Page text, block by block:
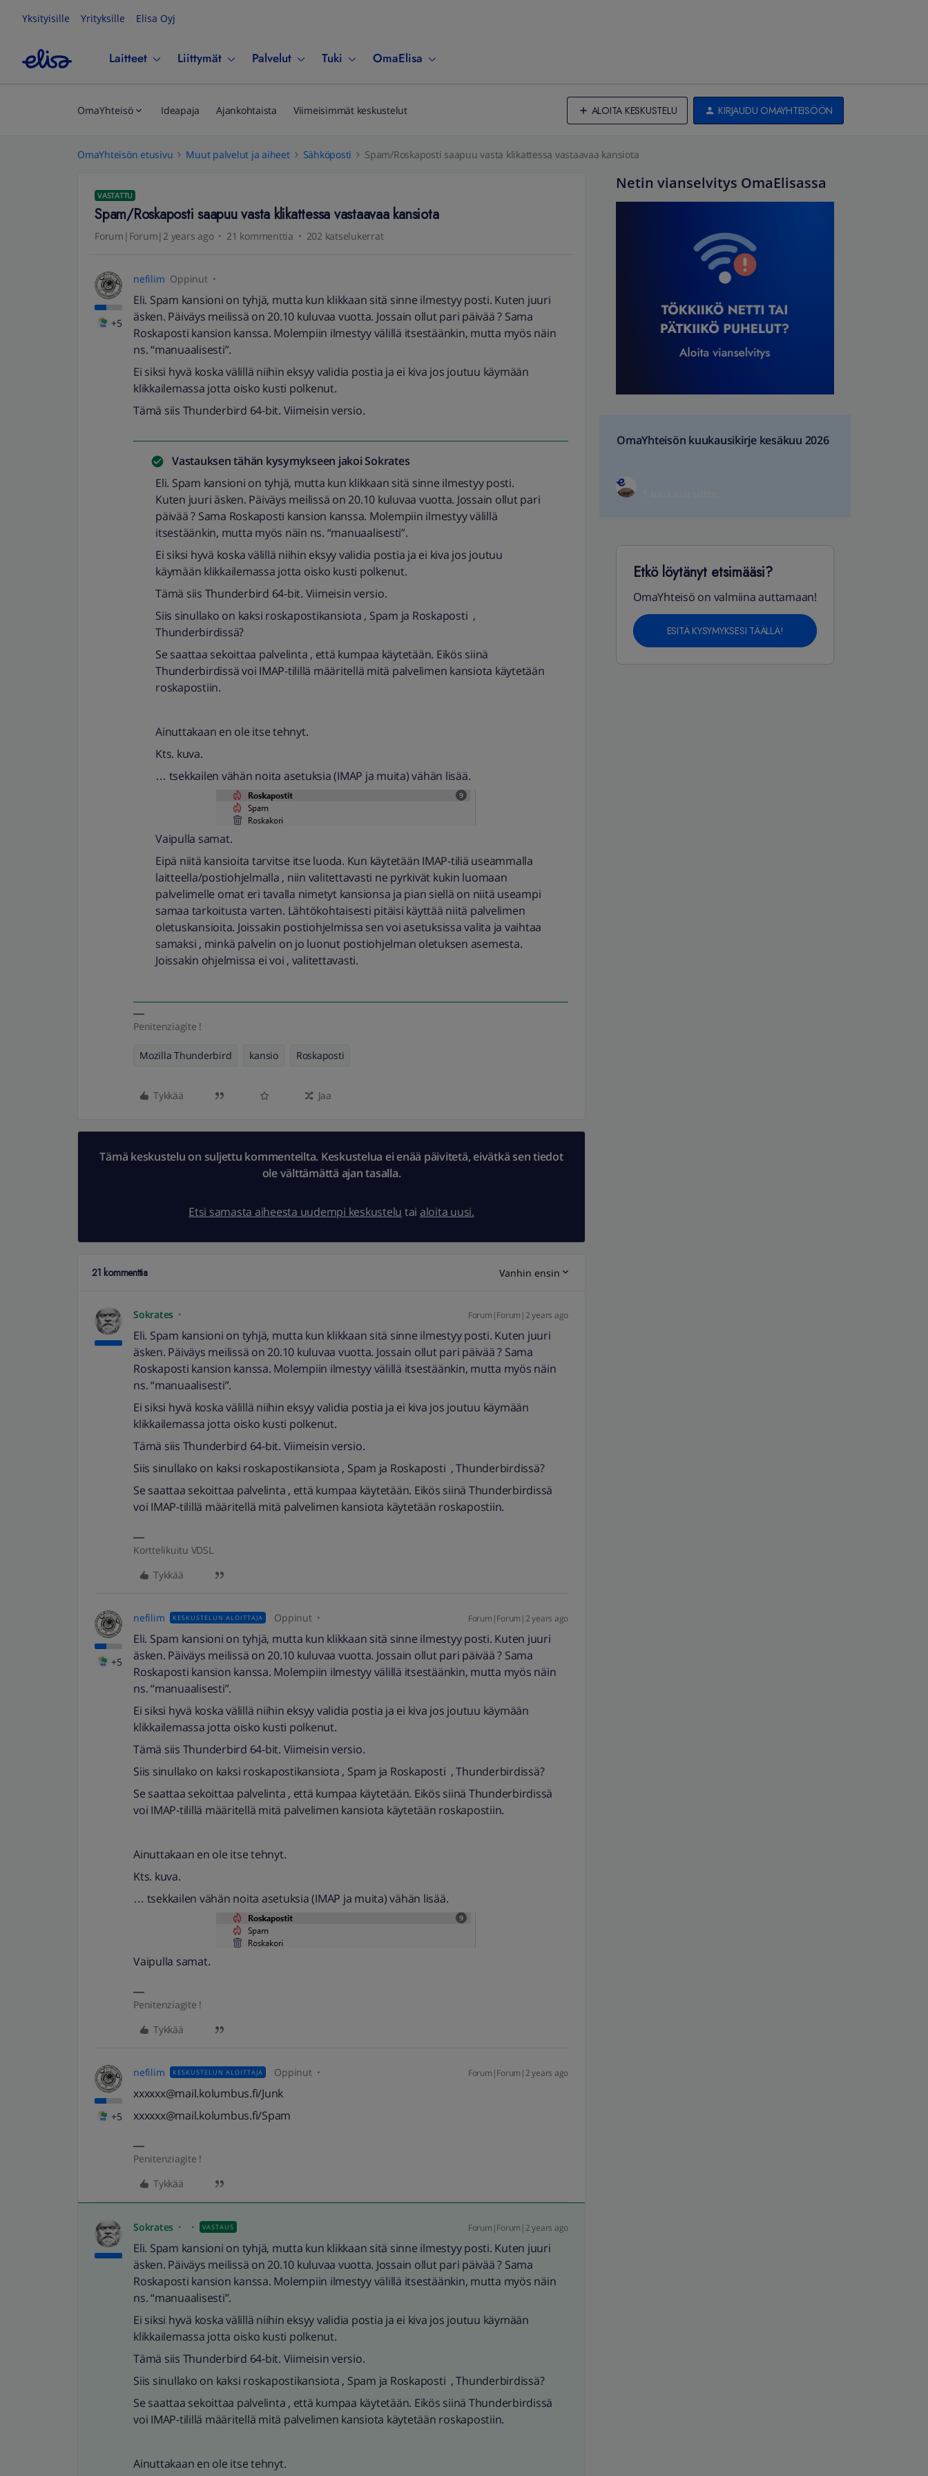
Yksityisille Yrityksille Elisa Oyj
Laitteet Liittymät Palvelut Tuki OmaElisa
OmaYhteisö Ideapaja Ajankohtaista Viimeisimmät keskustelut ALOITA KESKUSTELU KIRJAUDU OMAYHTEISÖÖN
OmaYhteisön etusivu Muut palvelut ja aiheet Sähköposti Spam/Roskaposti saapuu vasta klikattessa vastaavaa kansiota
VASTATTU
Spam/Roskaposti saapuu vasta klikattessa vastaavaa kansiota
Forum|Forum|2 years ago 21 kommenttia 202 katselukerrat
+5
nefilim Oppinut
Eli. Spam kansioni on tyhjä, mutta kun klikkaan sitä sinne ilmestyy posti. Kuten juuri
äsken. Päiväys meilissä on 20.10 kuluvaa vuotta. Jossain ollut pari päivää ? Sama
Roskaposti kansion kanssa. Molempiin ilmestyy välillä itsestäänkin, mutta myös näin
ns. “manuaalisesti”.
Ei siksi hyvä koska välillä niihin eksyy validia postia ja ei kiva jos joutuu käymään
klikkailemassa jotta oisko kusti polkenut.
Tämä siis Thunderbird 64-bit. Viimeisin versio.
Vastauksen tähän kysymykseen jakoiSokrates
Eli. Spam kansioni on tyhjä, mutta kun klikkaan sitä sinne ilmestyy posti.
Kuten juuri äsken. Päiväys meilissä on 20.10 kuluvaa vuotta. Jossain ollut pari
päivää ? Sama Roskaposti kansion kanssa. Molempiin ilmestyy välillä
itsestäänkin, mutta myös näin ns. “manuaalisesti”.
Ei siksi hyvä koska välillä niihin eksyy validia postia ja ei kiva jos joutuu
käymään klikkailemassa jotta oisko kusti polkenut.
Tämä siis Thunderbird 64-bit. Viimeisin versio.
Siis sinullako on kaksi roskapostikansiota , Spam ja Roskaposti ,
Thunderbirdissä?
Se saattaa sekoittaa palvelinta , että kumpaa käytetään. Eikös siinä
Thunderbirdissä voi IMAP-tilillä määritellä mitä palvelimen kansiota käytetään
roskapostiin.
Ainuttakaan en ole itse tehnyt.
Kts. kuva.
… tsekkailen vähän noita asetuksia (IMAP ja muita) vähän lisää.
Vaipulla samat.
Eipä niitä kansioita tarvitse itse luoda. Kun käytetään IMAP-tiliä useammalla
laitteella/postiohjelmalla , niin valitettavasti ne pyrkivät kukin luomaan
palvelimelle omat eri tavalla nimetyt kansionsa ja pian siellä on niitä useampi
samaa tarkoitusta varten. Lähtökohtaisesti pitäisi käyttää niitä palvelimen
oletuskansioita. Joissakin postiohjelmissa sen voi asetuksissa valita ja vaihtaa
samaksi , minkä palvelin on jo luonut postiohjelman oletuksen asemesta.
Joissakin ohjelmissa ei voi , valitettavasti.
Penitenziagite !
Mozilla Thunderbird kansio Roskaposti
Tykkää Jaa
Tämä keskustelu on suljettu kommenteilta. Keskustelua ei enää päivitetä, eivätkä sen tiedot
ole välttämättä ajan tasalla.
Etsi samasta aiheesta uudempi keskustelu tai aloita uusi.
21 kommenttia Vanhin ensin
Sokrates Forum|Forum|2 years ago
Eli. Spam kansioni on tyhjä, mutta kun klikkaan sitä sinne ilmestyy posti. Kuten juuri
äsken. Päiväys meilissä on 20.10 kuluvaa vuotta. Jossain ollut pari päivää ? Sama
Roskaposti kansion kanssa. Molempiin ilmestyy välillä itsestäänkin, mutta myös näin
ns. “manuaalisesti”.
Ei siksi hyvä koska välillä niihin eksyy validia postia ja ei kiva jos joutuu käymään
klikkailemassa jotta oisko kusti polkenut.
Tämä siis Thunderbird 64-bit. Viimeisin versio.
Siis sinullako on kaksi roskapostikansiota , Spam ja Roskaposti , Thunderbirdissä?
Se saattaa sekoittaa palvelinta , että kumpaa käytetään. Eikös siinä Thunderbirdissä
voi IMAP-tilillä määritellä mitä palvelimen kansiota käytetään roskapostiin.
Korttelikuitu VDSL
Tykkää
+5
nefilim KESKUSTELUN ALOITTAJA Oppinut Forum|Forum|2 years ago
Eli. Spam kansioni on tyhjä, mutta kun klikkaan sitä sinne ilmestyy posti. Kuten juuri
äsken. Päiväys meilissä on 20.10 kuluvaa vuotta. Jossain ollut pari päivää ? Sama
Roskaposti kansion kanssa. Molempiin ilmestyy välillä itsestäänkin, mutta myös näin
ns. “manuaalisesti”.
Ei siksi hyvä koska välillä niihin eksyy validia postia ja ei kiva jos joutuu käymään
klikkailemassa jotta oisko kusti polkenut.
Tämä siis Thunderbird 64-bit. Viimeisin versio.
Siis sinullako on kaksi roskapostikansiota , Spam ja Roskaposti , Thunderbirdissä?
Se saattaa sekoittaa palvelinta , että kumpaa käytetään. Eikös siinä Thunderbirdissä
voi IMAP-tilillä määritellä mitä palvelimen kansiota käytetään roskapostiin.
Ainuttakaan en ole itse tehnyt.
Kts. kuva.
… tsekkailen vähän noita asetuksia (IMAP ja muita) vähän lisää.
Vaipulla samat.
Penitenziagite !
Tykkää
+5
nefilim KESKUSTELUN ALOITTAJA Oppinut Forum|Forum|2 years ago
xxxxxx@mail.kolumbus.fi/Junk
xxxxxx@mail.kolumbus.fi/Spam
Penitenziagite !
Tykkää
Sokrates VASTAUS Forum|Forum|2 years ago
Eli. Spam kansioni on tyhjä, mutta kun klikkaan sitä sinne ilmestyy posti. Kuten juuri
äsken. Päiväys meilissä on 20.10 kuluvaa vuotta. Jossain ollut pari päivää ? Sama
Roskaposti kansion kanssa. Molempiin ilmestyy välillä itsestäänkin, mutta myös näin
ns. “manuaalisesti”.
Ei siksi hyvä koska välillä niihin eksyy validia postia ja ei kiva jos joutuu käymään
klikkailemassa jotta oisko kusti polkenut.
Tämä siis Thunderbird 64-bit. Viimeisin versio.
Siis sinullako on kaksi roskapostikansiota , Spam ja Roskaposti , Thunderbirdissä?
Se saattaa sekoittaa palvelinta , että kumpaa käytetään. Eikös siinä Thunderbirdissä
voi IMAP-tilillä määritellä mitä palvelimen kansiota käytetään roskapostiin.
Ainuttakaan en ole itse tehnyt.
Netin vianselvitys OmaElisassa
OmaYhteisön kuukausikirje kesäkuu 2026
Etkö löytänyt etsimääsi?
OmaYhteisö on valmiina auttamaan!
ESITÄ KYSYMYKSESI TÄÄLLÄ!